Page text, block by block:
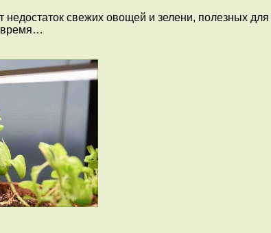
свежих овощей и зелени, полезных
время…